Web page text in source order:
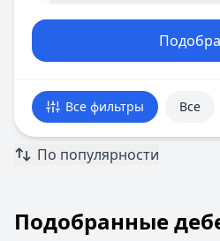
Все фильтры Все
По популярности
Всего предложений:15.
Подобранные